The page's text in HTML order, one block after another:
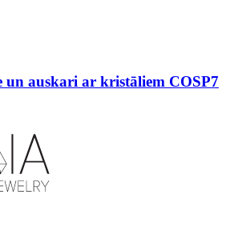
un auskari ar kristāliem COSP7